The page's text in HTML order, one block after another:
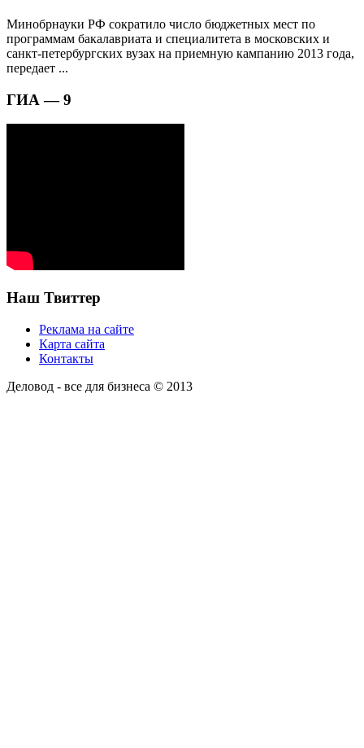
Минобрнауки РФ сократило число бюджетных мест по
программам бакалавриата и специалитета в московских и
санкт-петербургских вузах на приемную кампанию 2013 года,
передает ...
ГИА — 9
Наш Твиттер
Реклама на сайте
Карта сайта
Контакты
Деловод - все для бизнеса © 2013